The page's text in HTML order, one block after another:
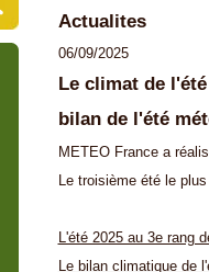
Actualites
06/09/2025
Le climat de l'été
bilan de l'été
METEO France a
Le troisième été le
L'été 2025 au 3e rang
Le bilan climatique de